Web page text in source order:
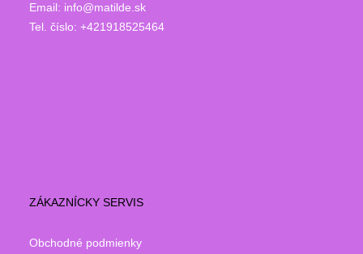
Email: info@matilde.sk
Tel. číslo: +421918525464
ZÁKAZNÍCKY SERVIS
Obchodné podmienky